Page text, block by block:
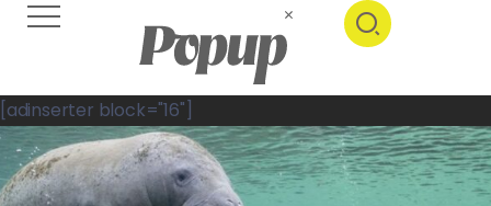
[adinserter block="16"]